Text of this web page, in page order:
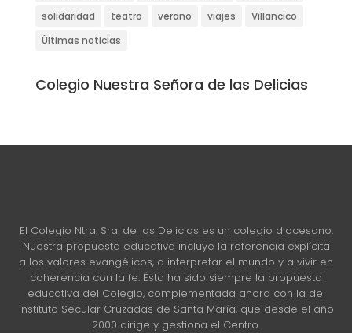
solidaridad
teatro verano viajes
Villancico
Últimas noticias
Colegio Nuestra Señora de las Delicias
El Colegio Ntra. Sra. de las Delicias es un colegio diocesano.
Nuestra propuesta educativa incluye la referencia explícita
a los valores evangélicos, a interpretar el mundo y a vivir en
coherencia con la fe. Ésta ha sido siempre la propuesta
educativa del Colegio, complementada ahora con la del
Instituto Secular Cruzadas de Santa María, que desde el año
2000 dirige y gestiona el Centro.